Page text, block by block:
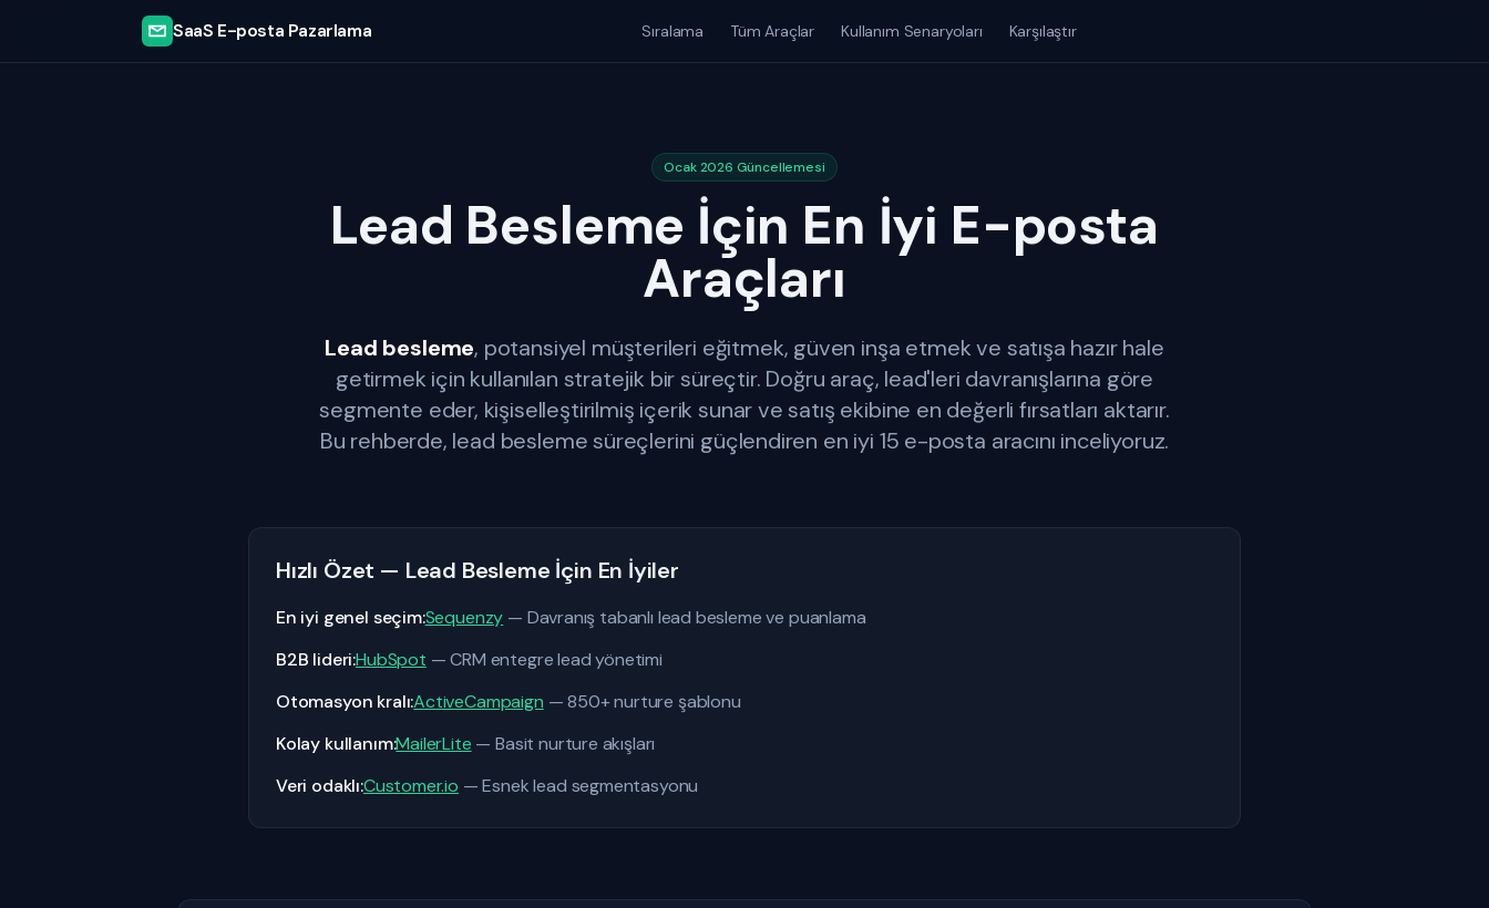
SaaS E-posta Pazarlama Sıralama Tüm Araçlar Kullanım Senaryoları Karşılaştır
Ocak 2026 Güncellemesi
Lead Besleme İçin En İyi E-posta
Araçları
Lead besleme, potansiyel müşterileri eğitmek, güven inşa etmek ve satışa hazır hale
getirmek için kullanılan stratejik bir süreçtir. Doğru araç, lead'leri davranışlarına göre
segmente eder, kişiselleştirilmiş içerik sunar ve satış ekibine en değerli fırsatları aktarır.
Bu rehberde, lead besleme süreçlerini güçlendiren en iyi 15 e-posta aracını inceliyoruz.
Hızlı Özet — Lead Besleme İçin En İyiler
En iyi genel seçim:Sequenzy — Davranış tabanlı lead besleme ve puanlama
B2B lideri:HubSpot — CRM entegre lead yönetimi
Otomasyon kralı:ActiveCampaign — 850+ nurture şablonu
Kolay kullanım:MailerLite — Basit nurture akışları
Veri odaklı:Customer.io — Esnek lead segmentasyonu